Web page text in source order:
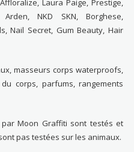
Laura Paige, Prestige,
NKD SKN, Borghese,
Nail Secret, Gum Beauty, Hair
masseurs corps waterproofs,
corps, parfums, rangements
Moon Graffiti sont testés et
pas testées sur les animaux.